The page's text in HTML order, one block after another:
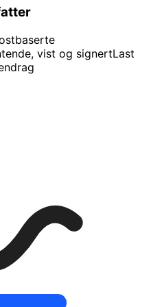
vist og signertLast